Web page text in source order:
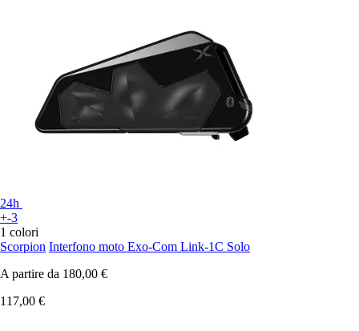
24h
+-3
1 colori
Scorpion Interfono moto Exo-Com Link-1C Solo
A partire da 180,00 €
117,00 €